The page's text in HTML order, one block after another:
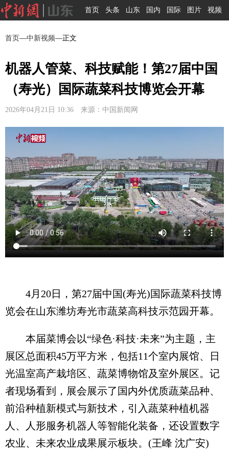
首页 头条 山东 国内 国际 图片 视频
首页—中新视频—正文
机器人管菜、科技赋能！第27届中国
（寿光）国际蔬菜科技博览会开幕
2026年04月21日 10:36 来源：中国新闻网
4月20日，第27届中国(寿光)国际蔬菜科技博
览会在山东潍坊寿光市蔬菜高科技示范园开幕。
本届菜博会以“绿色·科技·未来”为主题，主
展区总面积45万平方米，包括11个室内展馆、日
光温室高产栽培区、蔬菜博物馆及室外展区。记
者现场看到，展会展示了国内外优质蔬菜品种、
前沿种植新模式与新技术，引入蔬菜种植机器
人、人形服务机器人等智能化装备，还设置数字
农业、未来农业成果展示板块。(王峰 沈广安)